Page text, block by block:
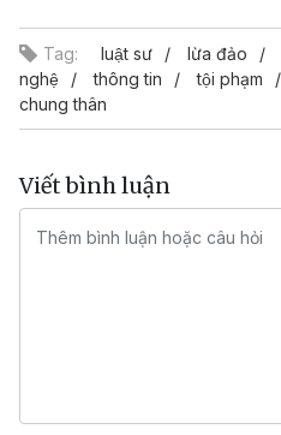
Tag: luật sư lừa đảo
nghệ
thông tin tội phạm
chung thân
Viết bình luận